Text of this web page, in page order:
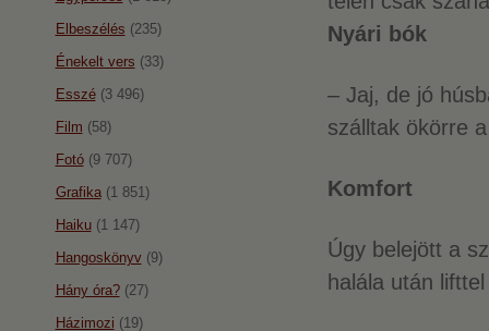
Nyári bók
– Jaj, de jó
szálltak ökörre
Komfort
Úgy belejött a
halála után
Elbeszélés (235)
Énekelt vers (33)
Esszé(3 496)
Film (58)
Fotó(9 707)
Grafika(1 851)
Haiku(1 147)
Hangoskönyv(9)
Hány óra?(27)
Házimozi (19)